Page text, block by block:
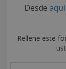
Desde aquí
Rellene este